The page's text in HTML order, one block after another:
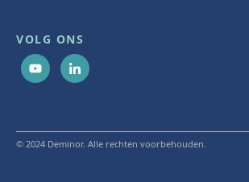
VOLG ONS
© 2024 Deminor. Alle rechten voorbehouden.